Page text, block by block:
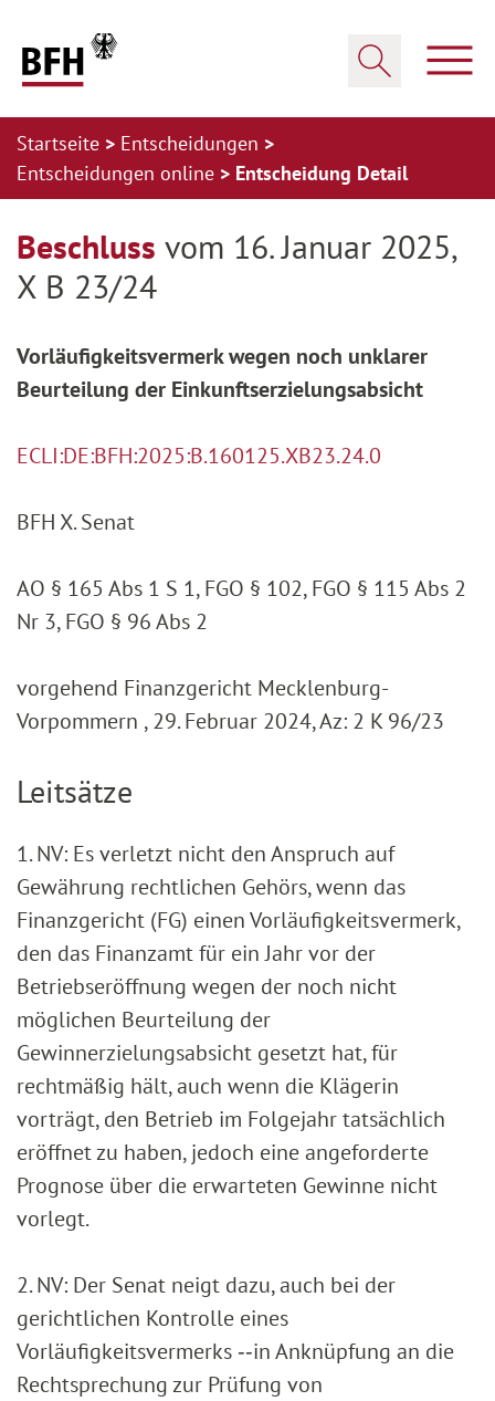
Startseite
Entscheidungen
Entscheidungen online
Entscheidung Detail
Beschluss vom 16. Januar 2025,
X B 23/24
Vorläufigkeitsvermerk wegen noch unklarer
Beurteilung der Einkunftserzielungsabsicht
ECLI:DE:BFH:2025:B.160125.XB23.24.0
BFH X. Senat
AO § 165 Abs 1 S 1, FGO § 102, FGO § 115 Abs 2
Nr 3, FGO § 96 Abs 2
vorgehend Finanzgericht Mecklenburg-
Vorpommern , 29. Februar 2024, Az: 2 K 96/23
Leitsätze
1. NV: Es verletzt nicht den Anspruch auf
Gewährung rechtlichen Gehörs, wenn das
Finanzgericht (FG) einen Vorläufigkeitsvermerk,
den das Finanzamt für ein Jahr vor der
Betriebseröffnung wegen der noch nicht
möglichen Beur­teilung der
Gewinnerzielungsabsicht gesetzt hat, für
rechtmäßig hält, auch wenn die Klägerin
vorträgt, den Betrieb im Folgejahr tatsächlich
eröffnet zu haben, jedoch eine angeforderte
Prognose über die erwarteten Gewinne nicht
vorlegt.
2. NV: Der Senat neigt dazu, auch bei der
gerichtlichen Kontrolle eines
Vorläufigkeitsvermerks ‑‑in Anknüpfung an die
Rechtsprechung zur Prüfung von